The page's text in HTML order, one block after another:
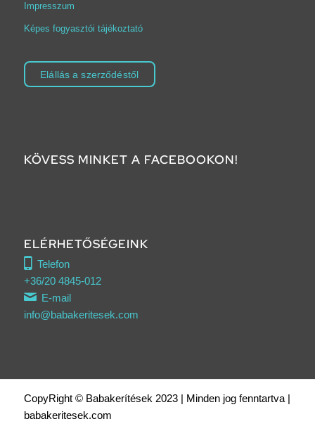
Impresszum
Képes fogyasztói tájékoztató
Elállás a szerződéstől
KÖVESS MINKET A FACEBOOKON!
ELÉRHETŐSÉGEINK
Telefon
+36/20 4845-012
E-mail
info@babakeritesek.com
CopyRight © Babakerítések 2023 | Minden jog fenntartva |
babakeritesek.com